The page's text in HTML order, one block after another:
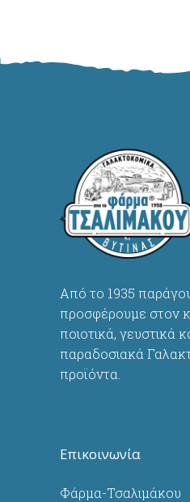
Από το 1935
προσφέρουμε στον
ποιοτικά, γευστικά
παραδοσιακά
προϊόντα.
Επικοινωνία
Φάρμα-Τσαλιμάκου